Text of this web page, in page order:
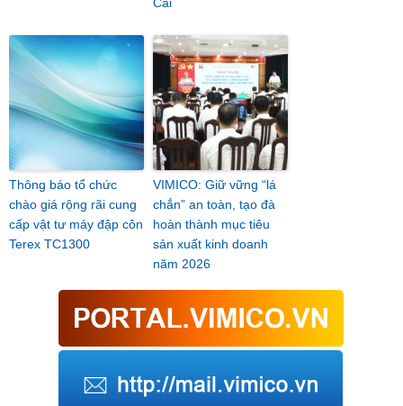
Thông báo tổ chức
chào giá rộng rãi cung
cấp vật tư máy đập côn
Terex TC1300
VIMICO: Giữ vững “lá
chắn” an toàn, tạo đà
hoàn thành mục tiêu
sản xuất kinh doanh
năm 2026